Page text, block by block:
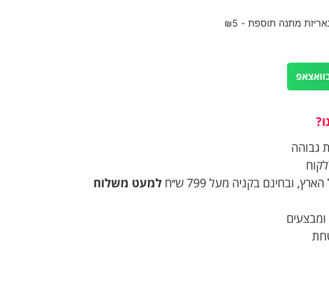
מתנה תוספת - ₪5
גבוהה
ובחינם בקניה מעל 799 ש׳׳ח
למעט משלוח
ומבצעים